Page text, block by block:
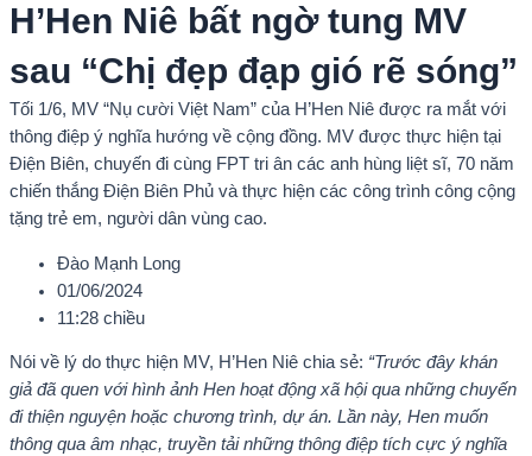
H’Hen Niê bất ngờ tung MV
sau “Chị đẹp đạp gió rẽ sóng”
Tối 1/6, MV “Nụ cười Việt Nam” của H’Hen Niê được ra mắt với
thông điệp ý nghĩa hướng về cộng đồng. MV được thực hiện tại
Điện Biên, chuyến đi cùng FPT tri ân các anh hùng liệt sĩ, 70 năm
chiến thắng Điện Biên Phủ và thực hiện các công trình công cộng
tặng trẻ em, người dân vùng cao.
Đào Mạnh Long
01/06/2024
11:28 chiều
Nói về lý do thực hiện MV, H’Hen Niê chia sẻ: “Trước đây khán
giả đã quen với hình ảnh Hen hoạt động xã hội qua những chuyến
đi thiện nguyện hoặc chương trình, dự án. Lần này, Hen muốn
thông qua âm nhạc, truyền tải những thông điệp tích cực ý nghĩa